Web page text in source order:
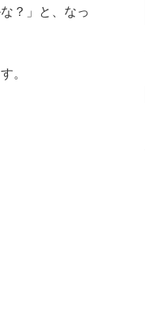
？」と、なっ
。